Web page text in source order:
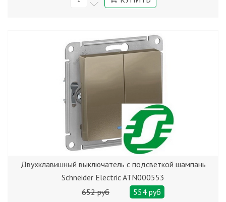
Двухклавишный выключатель с подсветкой шампань
Schneider Electric ATN000553
652 руб
554 руб